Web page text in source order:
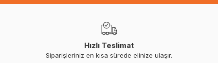
Hızlı Teslimat
Siparişleriniz en kısa sürede elinize ulaşır.